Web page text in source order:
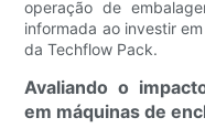
operação de
informada ao investir
da Techflow Pack.
Avaliando o
em máquinas de